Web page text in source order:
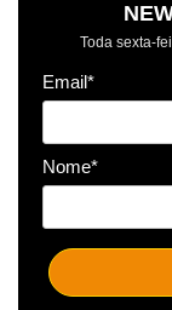
Toda sexta-
Email*
Nome*